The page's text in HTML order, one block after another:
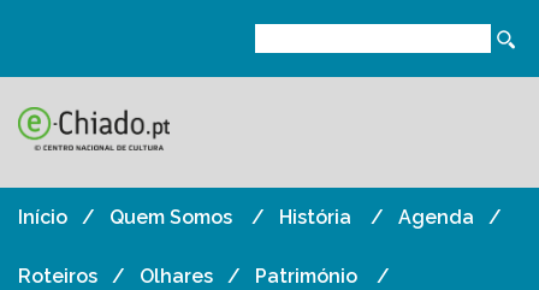
Início Quem Somos História Agenda
Roteiros Olhares Património